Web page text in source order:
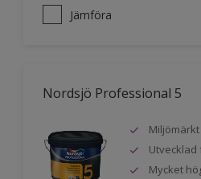
Jämföra
Nordsjö Professional 5
Mycket